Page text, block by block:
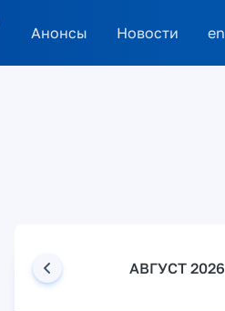
Анонсы Новости en
АВГУСТ 2026